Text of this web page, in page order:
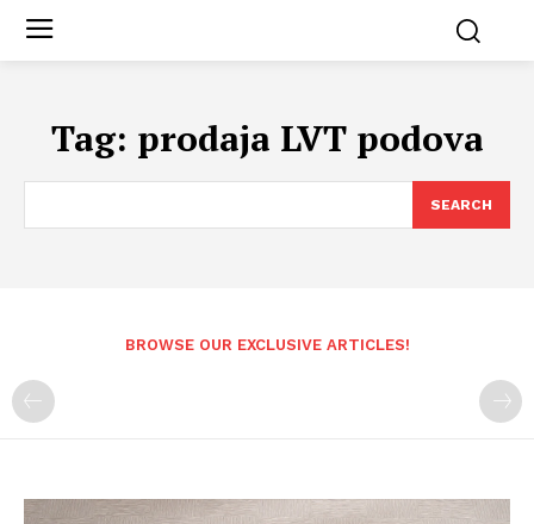
Tag: prodaja LVT podova
SEARCH
BROWSE OUR EXCLUSIVE ARTICLES!